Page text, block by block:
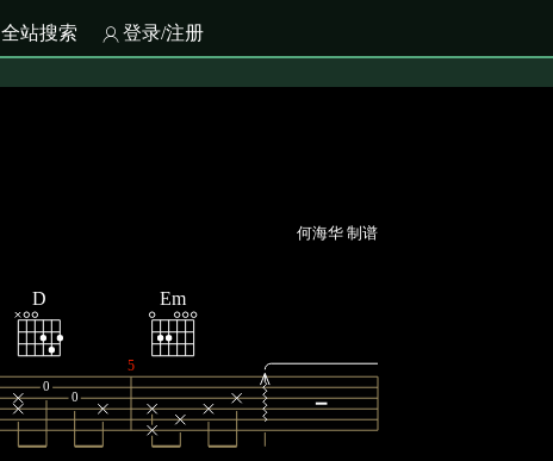
全站搜索 登录/注册
何海华 制谱
0
0
D
5
Em